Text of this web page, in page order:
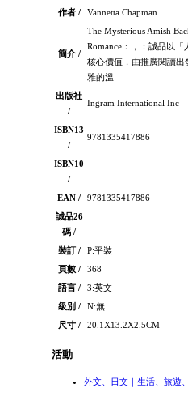
作者 /
Vannetta Chapman
簡介 /
The Mysterious Amish
Romance：，：誠品以
核心價值，由推廣閱讀
雅的溫
出版社
/
Ingram International Inc
ISBN13
/
9781335417886
ISBN10
/
EAN /
9781335417886
誠品26
碼 /
裝訂 /
P:平裝
頁數 /
368
語言 /
3:英文
級別 /
N:無
尺寸 /
20.1X13.2X2.5CM
活動
外文、日文｜生活、旅遊